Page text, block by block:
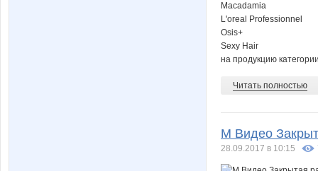
Macadamia
L'oreal Professionnel
Osis+
Sexy Hair
на продукцию
Читать полностью
М Видео
28.09.2017 в 10:15